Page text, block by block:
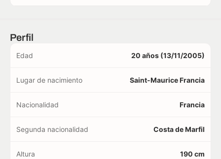
Perfil
Edad 20 años (13/11/2005)
Lugar de nacimiento Saint-Maurice Francia
Nacionalidad Francia
Segunda nacionalidad Costa de Marfil
Altura 190 cm